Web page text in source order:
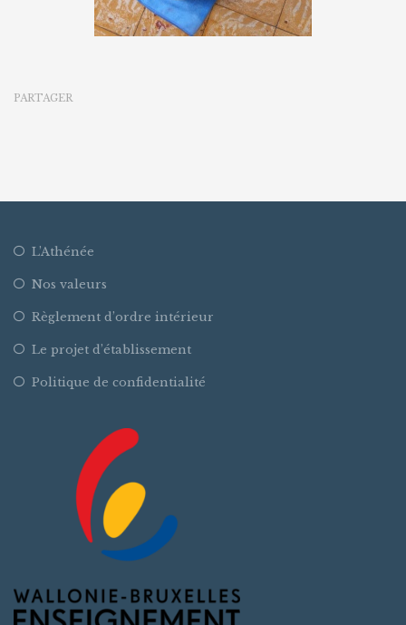
PARTAGER
L’Athénée
Nos valeurs
Règlement d’ordre intérieur
Le projet d’établissement
Politique de confidentialité